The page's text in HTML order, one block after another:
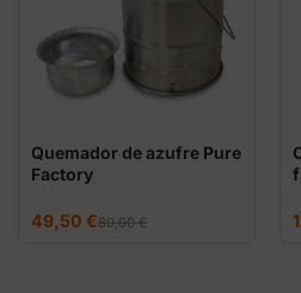
Quemador de azufre Pure
Factory
89,00€
El
precio
49,50 €
El
precio